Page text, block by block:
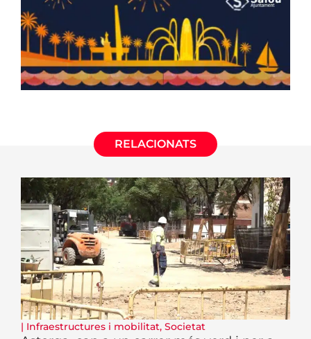
RELACIONATS
| Infraestructures i mobilitat, Societat